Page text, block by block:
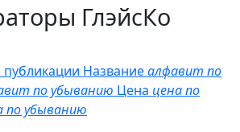
ГлэйсКо
публикации Названиеалфавит по
по убыванию Цена цена по
по убыванию